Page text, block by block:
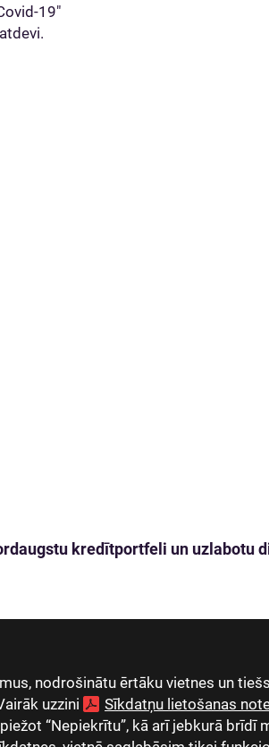
nodrošinātu ērtāku vietnes un
uzzini
Sīkdatņu lietošanas
“Nepiekrītu”, kā arī jebkurā brīdī
19"
kredītportfeli un uzlabotu